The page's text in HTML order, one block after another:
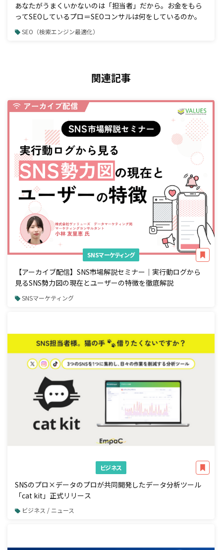
あなたがうまくいかないのは「担当者」だから。お金をもら
ってSEOしているプロ＝SEOコンサルは何をしているのか。
SEO（検索エンジン最適化）
関連記事
SNSマーケティング
【アーカイブ配信】SNS市場解説セミナー｜実行動ログから
見るSNS勢力図の現在とユーザーの特徴を徹底解説
SNSマーケティング
ビジネス
SNSのプロ×データのプロが共同開発したデータ分析ツール
「cat kit」正式リリース
ビジネス / ニュース